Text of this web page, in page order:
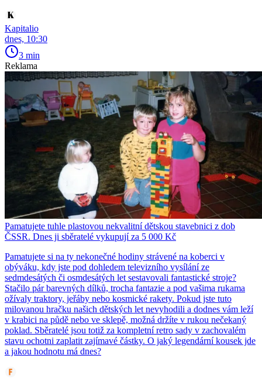
Kapitalio
dnes, 10:30
3 min
Reklama
Pamatujete tuhle plastovou nekvalitní dětskou stavebnici z dob
ČSSR. Dnes ji sběratelé vykupují za 5 000 Kč
Pamatujete si na ty nekonečné hodiny strávené na koberci v
obýváku, kdy jste pod dohledem televizního vysílání ze
sedmdesátých či osmdesátých let sestavovali fantastické stroje?
Stačilo pár barevných dílků, trocha fantazie a pod vašima rukama
ožívaly traktory, jeřáby nebo kosmické rakety. Pokud jste tuto
milovanou hračku našich dětských let nevyhodili a dodnes vám leží
v krabici na půdě nebo ve sklepě, možná držíte v rukou nečekaný
poklad. Sběratelé jsou totiž za kompletní retro sady v zachovalém
stavu ochotni zaplatit zajímavé částky. O jaký legendární kousek jde
a jakou hodnotu má dnes?